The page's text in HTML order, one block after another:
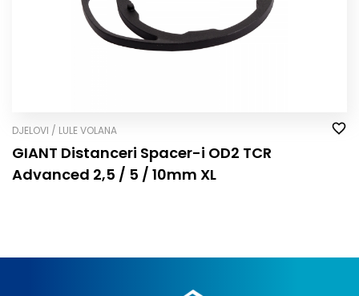
DJELOVI / LULE VOLANA
GIANT Distanceri Spacer-i OD2 TCR
Advanced 2,5 / 5 / 10mm XL